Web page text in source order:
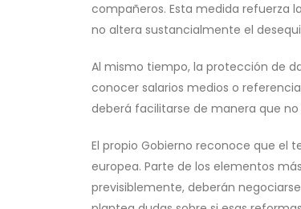
compañeros. Esta medida refuerza
no altera sustancialmente el
Al mismo tiempo, la protección de
conocer salarios medios o
deberá facilitarse de manera que
El propio Gobierno reconoce que el
europea. Parte de los elementos
previsiblemente, deberán